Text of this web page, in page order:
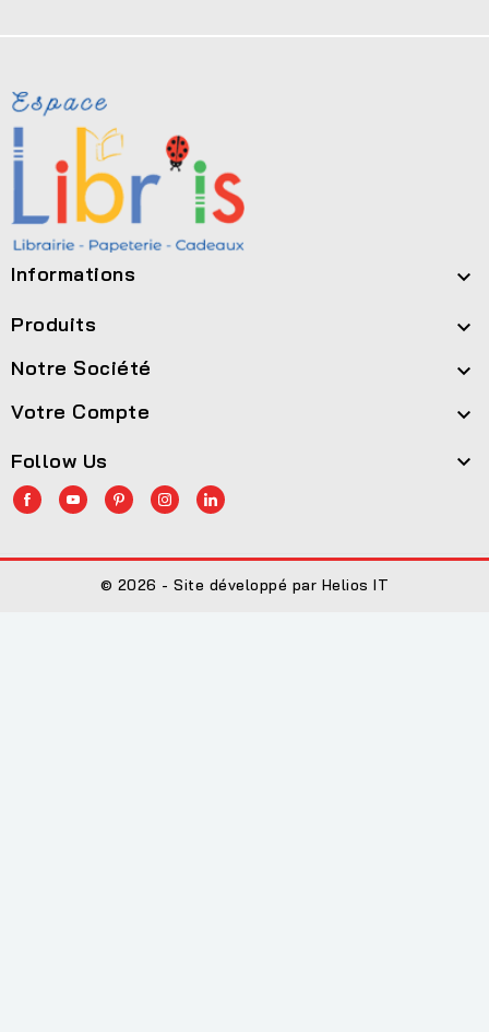
Informations 
Produits 
Notre Société 
Votre Compte 
Follow Us 
© 2026 - Site développé par Helios IT